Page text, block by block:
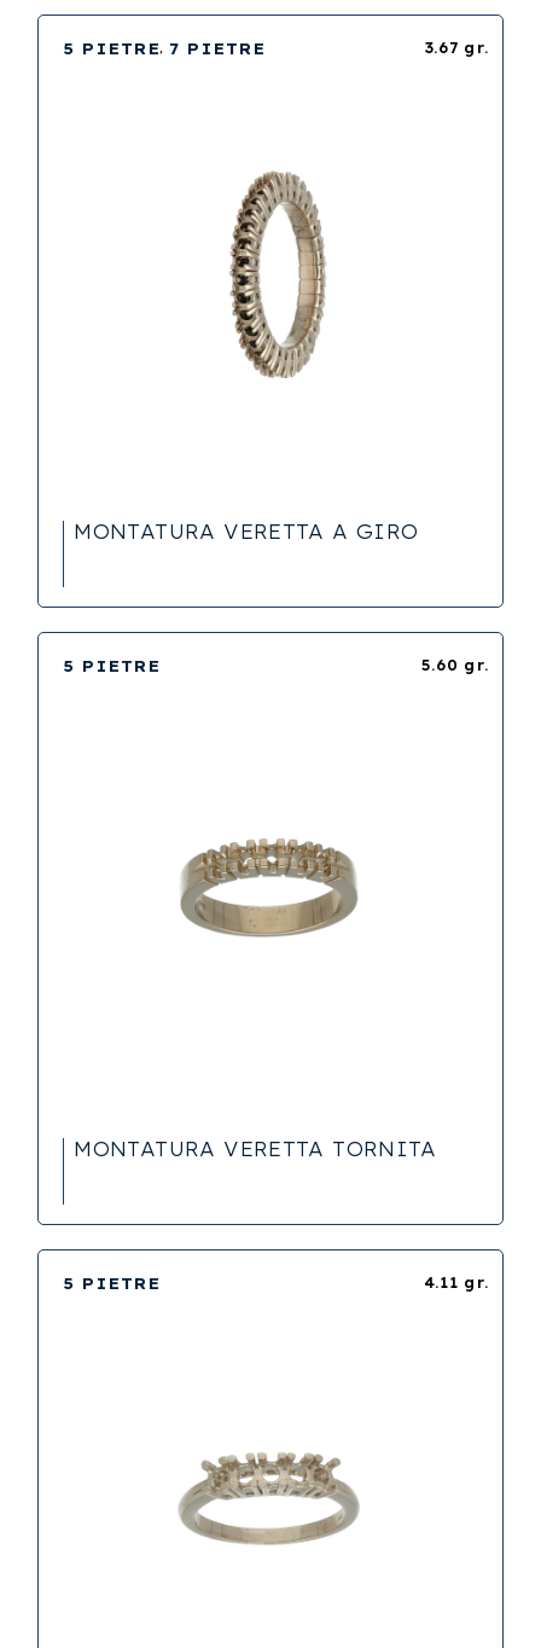
3.67 gr.
5 PIETRE 7 PIETRE
MONTATURA VERETTA A GIRO
5.60 gr.
5 PIETRE
MONTATURA VERETTA TORNITA
4.11 gr.
5 PIETRE